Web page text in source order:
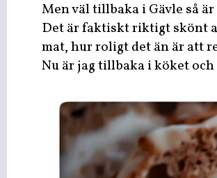
Men väl tillbaka i Gävle så
Det är faktiskt riktigt skönt
mat, hur roligt det än är att
Nu är jag tillbaka i köket